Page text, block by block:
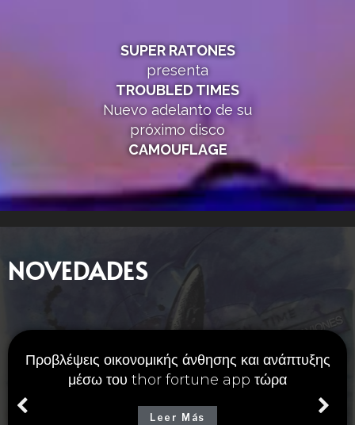
SUPER RATONES
presenta
TROUBLED TIMES
Nuevo adelanto de su
próximo disco
CAMOUFLAGE
NOVEDADES
Προβλέψεις οικονομικής άνθησης και ανάπτυξης
μέσω του thor fortune app τώρα
Leer Más